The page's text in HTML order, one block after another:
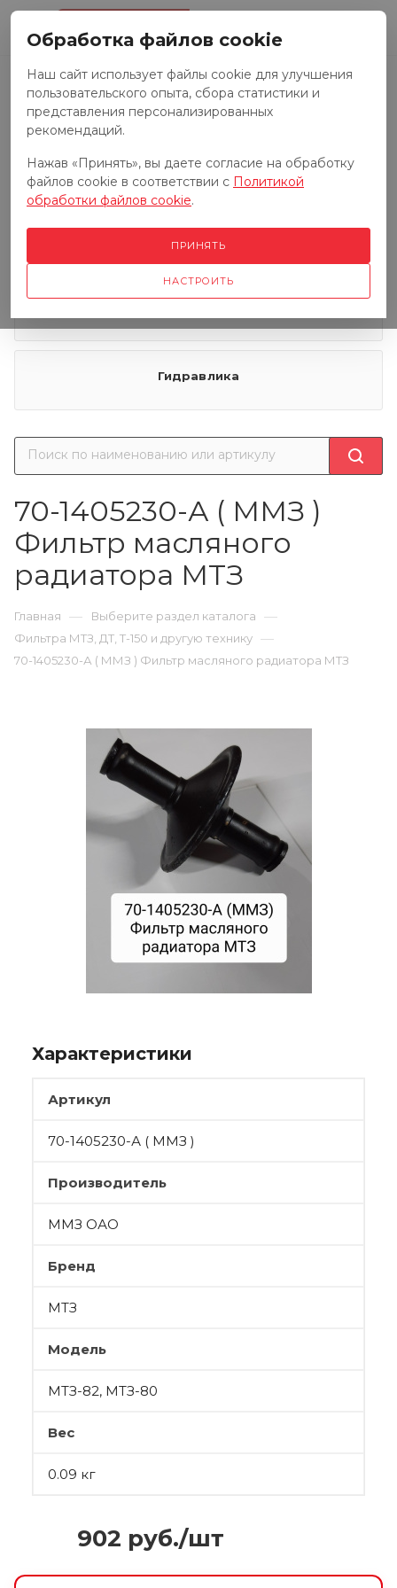
Запчасти к тракторам
Запчасти к грузовым автомобилям
Гидравлика
70-1405230-А ( ММЗ )
Фильтр масляного
радиатора МТЗ
Главная — Выберите раздел каталога —
Фильтра МТЗ, ДТ, Т-150 и другую технику —
70-1405230-А ( ММЗ ) Фильтр масляного радиатора МТЗ
Характеристики
Артикул
70-1405230-А ( ММЗ )
Производитель
ММЗ ОАО
Бренд
МТЗ
Модель
МТЗ-82, МТЗ-80
Вес
0.09 кг
902 руб./шт
Обработка файлов cookie
Наш сайт использует файлы cookie для улучшения
пользовательского опыта, сбора статистики и
представления персонализированных
рекомендаций.
Нажав «Принять», вы даете согласие на обработку
файлов cookie в соответствии с Политикой
обработки файлов cookie.
НАСТРОИТЬ
ПРИНЯТЬ